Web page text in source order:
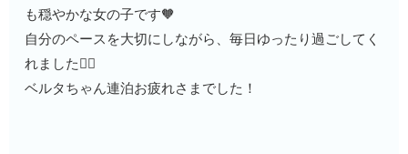
も穏やかな女の子です🧡
自分のペースを大切にしながら、毎日ゆったり過ごしてく
れました🙆‍♂️
ベルタちゃん連泊お疲れさまでした！